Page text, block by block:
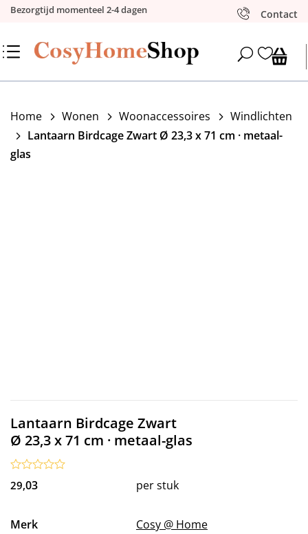
Bezorgtijd momenteel 2-4 dagen Contact
d 
U
Home 5 Wonen 5 Woonaccessoires 5 Windlichten
5 Lantaarn Birdcage Zwart Ø 23,3 x 71 cm · metaal-
glas
Lantaarn Birdcage Zwart
Ø 23,3 x 71 cm · metaal-glas
29,03 per stuk
Merk
Cosy @ Home